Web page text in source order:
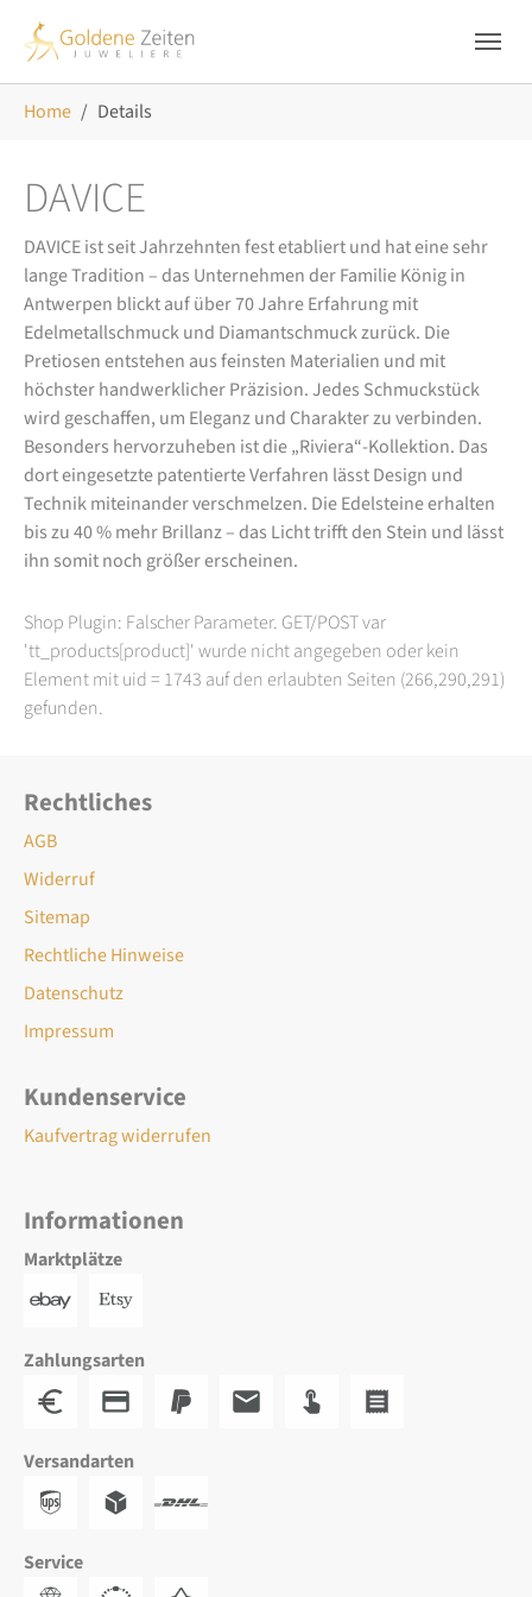
Home Details
DAVICE
DAVICE ist seit Jahrzehnten fest etabliert und hat eine sehr
lange Tradition – das Unternehmen der Familie König in
Antwerpen blickt auf über 70 Jahre Erfahrung mit
Edelmetallschmuck und Diamantschmuck zurück. Die
Pretiosen entstehen aus feinsten Materialien und mit
höchster handwerklicher Präzision. Jedes Schmuckstück
wird geschaffen, um Eleganz und Charakter zu verbinden.
Besonders hervorzuheben ist die „Riviera“-Kollektion. Das
dort eingesetzte patentierte Verfahren lässt Design und
Technik miteinander verschmelzen. Die Edelsteine erhalten
bis zu 40 % mehr Brillanz – das Licht trifft den Stein und lässt
ihn somit noch größer erscheinen.
Shop Plugin: Falscher Parameter. GET/POST var
'tt_products[product]' wurde nicht angegeben oder kein
Element mit uid = 1743 auf den erlaubten Seiten (266,290,291)
gefunden.
Rechtliches
AGB
Widerruf
Sitemap
Rechtliche Hinweise
Datenschutz
Impressum
Kundenservice
Kaufvertrag widerrufen
Informationen
Marktplätze
Zahlungsarten
Versandarten
Service